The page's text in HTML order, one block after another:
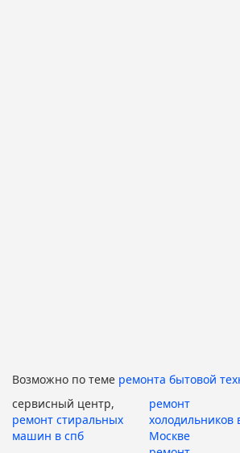
Возможно по теме ремонта бытовой
сервисный центр,
ремонт стиральных
машин в спб
ремонт
холодильников
Москве